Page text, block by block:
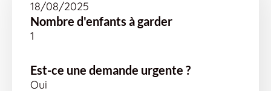
18/08/2025
Nombre d'enfants à garder
1
Est-ce une demande urgente ?
Oui